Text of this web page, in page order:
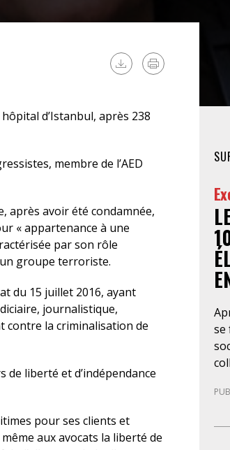
d’Istanbul, après 238
membre de l’AED
après avoir été condamnée,
« appartenance à une
par son rôle
un groupe terroriste.
du 15 juillet 2016, ayant
journalistique,
contre la criminalisation de
de liberté et d’indépendance
pour ses clients et
aux avocats la liberté de
se